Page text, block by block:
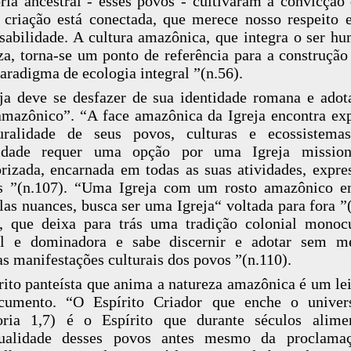
está conectada, que merece nosso respeito
A cultura amazônica, que integra o ser
torna-se um ponto de referência para a
de ecologia integral ”(n.56).
deve se desfazer de sua identidade romana e
“A face amazônica da Igreja encontra
de seus povos, culturas e
requer uma opção por uma Igreja
encarnada em todas as suas atividades,
”(n.107). “Uma Igreja com um rosto amazônico
nuances, busca ser uma Igreja“ voltada para fora
que deixa para trás uma tradição colonial
e dominadora e sabe discernir e adotar sem
manifestações culturais dos povos ”(n.110).
panteísta que anima a natureza amazônica é um
“O Espírito Criador que enche o
1,7) é o Espírito que durante séculos
desses povos antes mesmo da